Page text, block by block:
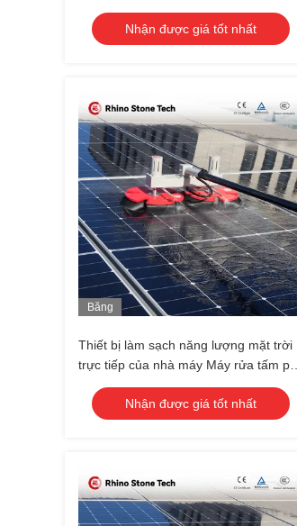
chải với nước đi qua thanh kính thiên
văn
Nhận được giá tốt nhất
Băng
Thiết bị làm sạch năng lượng mặt trời
trực tiếp của nhà máy Máy rửa tấm pin
quang điện Máy chải làm sạch tấm pin
mặt trời hai đầu Máy chải làm sạch tấm
pin mặt trời với thanh kính thiên văn
Nhận được giá tốt nhất